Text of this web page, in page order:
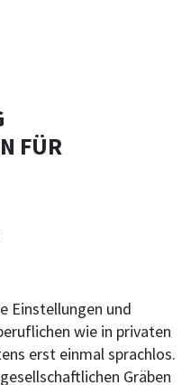
FÜR
Einstellungen und
wie in privaten
erst einmal sprachlos.
Gräben